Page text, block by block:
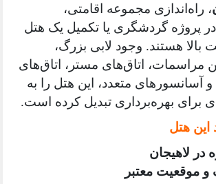
مجموعه اقامتی،
گردشگری یا تکمیل یک هتل
وجود لابی بزرگ،
اتاق‌های مستر، اتاق‌های
متعدد، این هتل را به
تبدیل کرده است.
معتبر